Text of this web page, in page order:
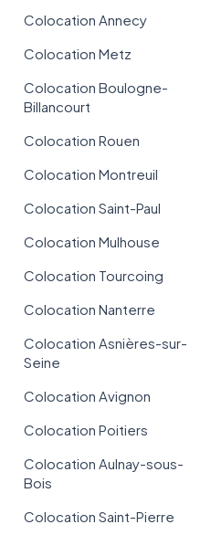
Colocation Annecy
Colocation Metz
Colocation Boulogne-
Billancourt
Colocation Rouen
Colocation Montreuil
Colocation Saint-Paul
Colocation Mulhouse
Colocation Tourcoing
Colocation Nanterre
Colocation Asnières-sur-
Seine
Colocation Avignon
Colocation Poitiers
Colocation Aulnay-sous-
Bois
Colocation Saint-Pierre